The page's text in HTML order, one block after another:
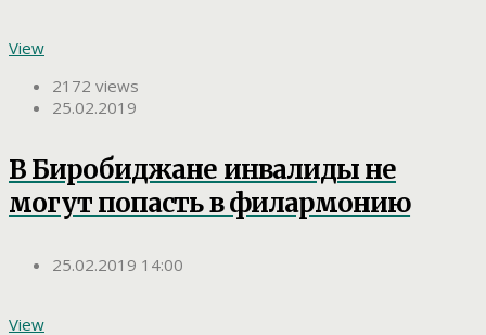
View
2172 views
25.02.2019
В Биробиджане инвалиды не
могут попасть в филармонию
25.02.2019 14:00
View